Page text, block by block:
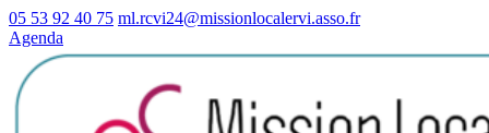
05 53 92 40 75 ml.rcvi24@missionlocalervi.asso.fr
Agenda